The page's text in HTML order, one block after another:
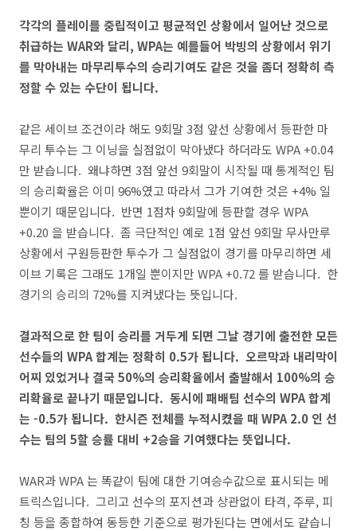
각각의 플레이를 중립적이고 평균적인 상황에서 일어난 것으로
취급하는 WAR와 달리, WPA는 예를들어 박빙의 상황에서 위기
를 막아내는 마무리투수의 승리기여도 같은 것을 좀더 정확히 측
정할 수 있는 수단이 됩니다.
같은 세이브 조건이라 해도 9회말 3점 앞선 상황에서 등판한 마
무리 투수는 그 이닝을 실점없이 막아냈다 하더라도 WPA +0.04
만 받습니다. 왜냐하면 3점 앞선 9회말이 시작될 때 통계적인 팀
의 승리확율은 이미 96%였고 따라서 그가 기여한 것은 +4% 일
뿐이기 때문입니다. 반면 1점차 9회말에 등판할 경우 WPA
+0.20 을 받습니다. 좀 극단적인 예로 1점 앞선 9회말 무사만루
상황에서 구원등판한 투수가 그 실점없이 경기를 마무리하면 세
이브 기록은 그래도 1개일 뿐이지만 WPA +0.72 를 받습니다. 한
경기의 승리의 72%를 지켜냈다는 뜻입니다.
결과적으로 한 팀이 승리를 거두게 되면 그날 경기에 출전한 모든
선수들의 WPA 합계는 정확히 0.5가 됩니다. 오르막과 내리막이
어찌 있었거나 결국 50%의 승리확율에서 출발해서 100%의 승
리확율로 끝나기 때문입니다. 동시에 패배팀 선수의 WPA 합계
는 -0.5가 됩니다. 한시즌 전체를 누적시켰을 때 WPA 2.0 인 선
수는 팀의 5할 승률 대비 +2승을 기여했다는 뜻입니다.
WAR과 WPA 는 똑같이 팀에 대한 기여승수값으로 표시되는 메
트릭스입니다. 그리고 선수의 포지션과 상관없이 타격, 주루, 피
칭 등을 종합하여 동등한 기준으로 평가된다는 면에서도 같습니